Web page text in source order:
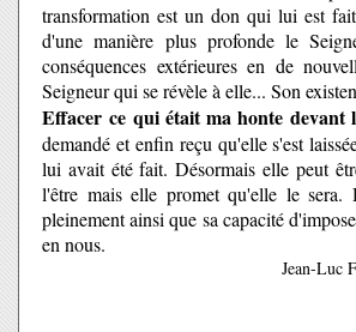
transformation est un don qui lui est
d'une manière plus profonde le
conséquences extérieures en de
Seigneur qui se révèle à elle... Son
Effacer ce qui était ma honte devant
demandé et enfin reçu qu'elle s'est
lui avait été fait. Désormais elle peut
l'être mais elle promet qu'elle le sera.
pleinement ainsi que sa capacité
en nous.
Jean-Luc